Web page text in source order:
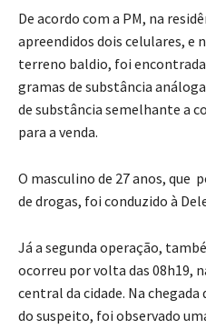
De acordo com a PM, na
apreendidos dois celulares, e
terreno baldio, foi
gramas de substância
de substância semelhante a
para a venda.
O masculino de 27 anos, que
de drogas, foi conduzido à
Já a segunda operação,
ocorreu por volta das 08h19,
central da cidade. Na
do suspeito, foi observado